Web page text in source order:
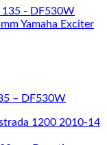
– DF530W